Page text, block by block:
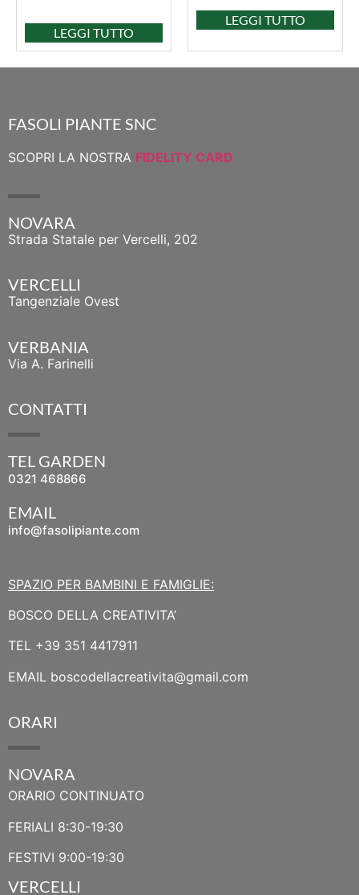
LEGGI TUTTO
LEGGI TUTTO
FASOLI PIANTE SNC
SCOPRI LA NOSTRA FIDELITY CARD
NOVARA
Strada Statale per Vercelli, 202
VERCELLI
Tangenziale Ovest
VERBANIA
Via A. Farinelli
CONTATTI
TEL GARDEN
0321 468866
EMAIL
info@fasolipiante.com
SPAZIO PER BAMBINI E FAMIGLIE:
BOSCO DELLA CREATIVITA’
TEL +39 351 4417911
EMAIL boscodellacreativita@gmail.com
ORARI
NOVARA
ORARIO CONTINUATO
FERIALI 8:30-19:30
FESTIVI 9:00-19:30
VERCELLI